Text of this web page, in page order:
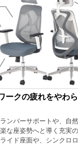
ークの疲れをやわ
ンバーサポートや、自
な座姿勢へと導く充実
イド座面や、シンクロ